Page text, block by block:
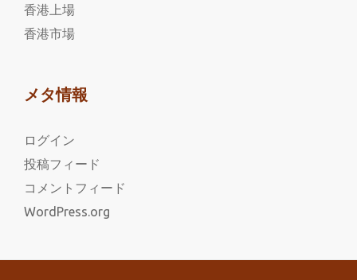
香港上場
香港市場
メタ情報
ログイン
投稿フィード
コメントフィード
WordPress.org